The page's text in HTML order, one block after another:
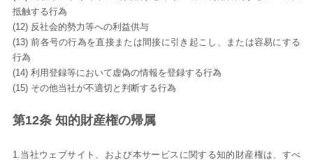
抵触する行為
(12) 反社会的勢力等への利益供与
(13) 前各号の行為を直接または間接に引き起こし、または容易にする
行為
(14) 利用登録等において虚偽の情報を登録する行為
(15) その他当社が不適切と判断する行為
第12条 知的財産権の帰属
1.当社ウェブサイト、および本サービスに関する知的財産権は、すべ